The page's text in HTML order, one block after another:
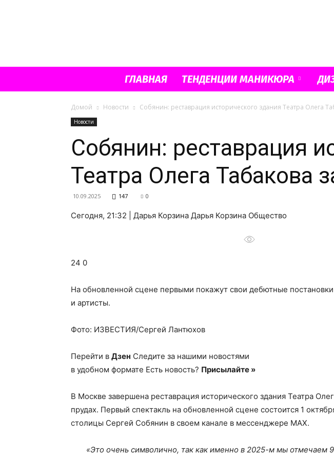
ГЛАВНАЯ ТЕНДЕНЦИИ МАНИКЮРА
Домой Новости Собянин: реставрация исторического здания Театра Олега
Новости
Собянин: реставрация
Театра Олега Табакова
10.09.2025 147 0
Сегодня, 21:32 | Дарья Корзина Дарья Корзина Общество
24 0
На обновленной сцене первыми покажут свои дебютные
и артисты.
Фото: ИЗВЕСТИЯ/Сергей Лантюхов
Перейти в Дзен Следите за нашими новостями
в удобном формате Есть новость? Присылайте »
В Москве завершена реставрация исторического здания Театра
прудах. Первый спектакль на обновленной сцене состоится 1
столицы Сергей Собянин в своем канале в мессенджере MAX.
«Это очень символично, так как именно в 2025-м мы отмечаем